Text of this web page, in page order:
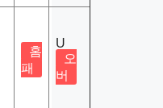
홈
패
U
오
버